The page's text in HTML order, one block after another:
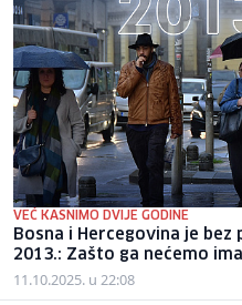
VEĆ KASNIMO DVIJE GODINE
Bosna i Hercegovina je
2013.: Zašto ga nećemo
11.10.2025. u 22:08